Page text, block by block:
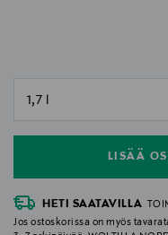
LISÄÄ
HETI SAATAVILLA
Jos ostoskorissa on myös